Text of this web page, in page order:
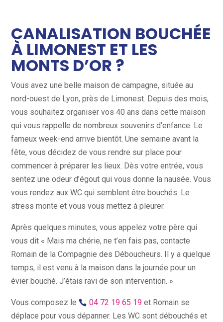
CANALISATION BOUCHÉE
À LIMONEST ET LES
MONTS D’OR ?
Vous avez une belle maison de campagne, située au
nord-ouest de Lyon, près de Limonest. Depuis des mois,
vous souhaitez organiser vos 40 ans dans cette maison
qui vous rappelle de nombreux souvenirs d’enfance. Le
fameux week-end arrive bientôt. Une semaine avant la
fête, vous décidez de vous rendre sur place pour
commencer à préparer les lieux. Dès votre entrée, vous
sentez une odeur d’égout qui vous donne la nausée. Vous
vous rendez aux WC qui semblent être bouchés. Le
stress monte et vous vous mettez à pleurer.
Après quelques minutes, vous appelez votre père qui
vous dit « Mais ma chérie, ne t’en fais pas, contacte
Romain de la Compagnie des Déboucheurs. Il y a quelque
temps, il est venu à la maison dans la journée pour un
évier bouché. J’étais ravi de son intervention. »
Vous composez le 04 72 19 65 19 et Romain se
déplace pour vous dépanner. Les WC sont débouchés et